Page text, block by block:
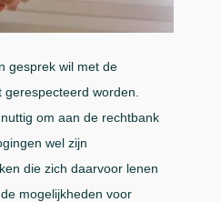
gesprek wil met de
worden.
om aan de rechtbank
wel zijn
die zich daarvoor lenen
mogelijkheden voor